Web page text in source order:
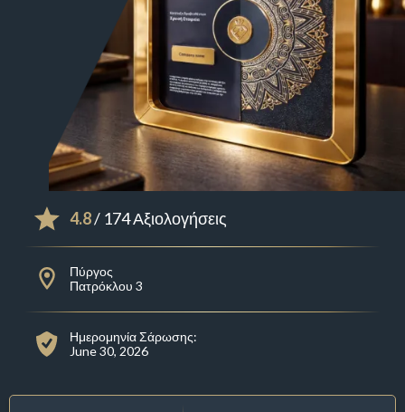
4.8/ 174 Αξιολογήσεις
Πύργος
Πατρόκλου 3
Ημερομηνία Σάρωσης:
June 30, 2026